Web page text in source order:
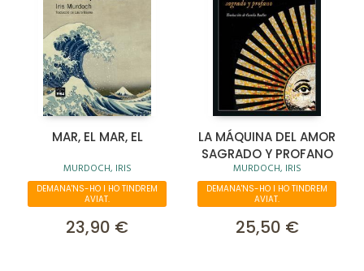
MAR, EL MAR, EL
MURDOCH, IRIS
DEMANA'NS-HO I HO TINDREM
AVIAT.
23,90 €
LA MÁQUINA DEL AMOR
SAGRADO Y PROFANO
MURDOCH, IRIS
DEMANA'NS-HO I HO TINDREM
AVIAT.
25,50 €